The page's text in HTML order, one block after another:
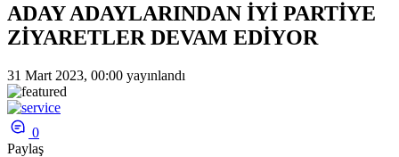
ADAY ADAYLARINDAN İYİ PARTİYE
ZİYARETLER DEVAM EDİYOR
31 Mart 2023, 00:00 yayınlandı
0
Paylaş